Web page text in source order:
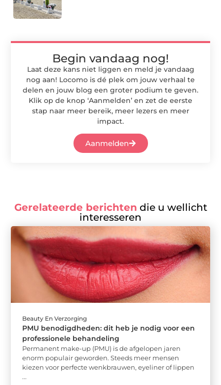
Begin vandaag nog!
Laat deze kans niet liggen en meld je vandaag
nog aan! Locomo is dé plek om jouw verhaal te
delen en jouw blog een groter podium te geven.
Klik op de knop ‘Aanmelden’ en zet de eerste
stap naar meer bereik, meer lezers en meer
impact.
Aanmelden
Gerelateerde berichten die u wellicht
interesseren
Beauty En Verzorging
PMU benodigdheden: dit heb je nodig voor een
professionele behandeling
Permanent make-up (PMU) is de afgelopen jaren
enorm populair geworden. Steeds meer mensen
kiezen voor perfecte wenkbrauwen, eyeliner of lippen
...